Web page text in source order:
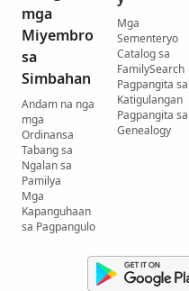
mga
Miyembro
sa
Simbahan
Andam na nga
mga
Ordinansa
Tabang sa
Ngalan sa
Pamilya
Mga
Kapanguhaan
sa Pagpangulo
Mga
Sementeryo
Catalog sa
FamilySearch
Pagpangita sa
Katigulangan
Pagpangita sa
Genealogy